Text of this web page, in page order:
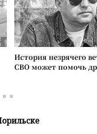
История незрячего
СВО может помочь